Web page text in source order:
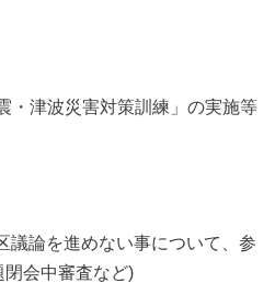
・津波災害対策訓練」の実施等
議論を進めない事について、参
閉会中審査など)